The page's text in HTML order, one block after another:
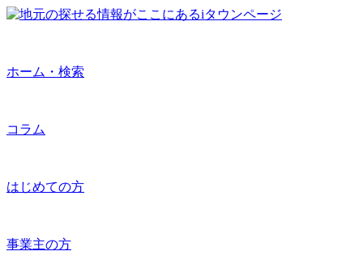
ホーム・検索
コラム
はじめての方
事業主の方